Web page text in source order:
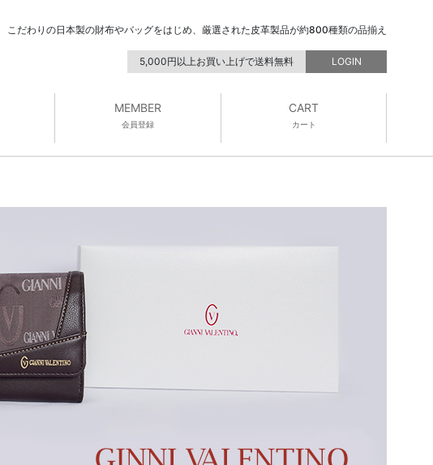
こだわりの日本製の財布やバッグをはじめ、厳選された皮革製品が約800種類の品揃え
5,000円以上お買い上げで送料無料 LOGIN
MEMBER
会員登録
CART
カート